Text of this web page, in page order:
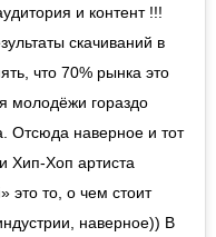
и контент !!!
скачиваний в
что 70% рынка это
молодёжи гораздо
Отсюда наверное и тот
Хип-Хоп артиста
то, о чем стоит
наверное)) В